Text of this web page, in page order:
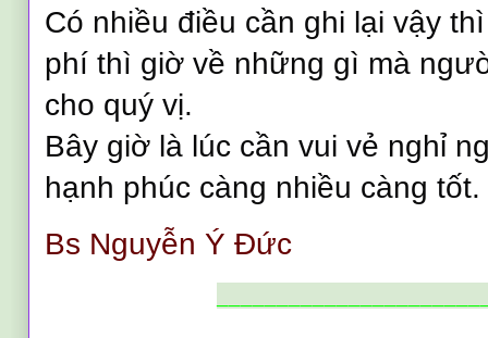
Có nhiều điều cần ghi lại vậy
phí thì giờ về những gì mà
cho quý vị.
Bây giờ là lúc cần vui vẻ nghỉ
hạnh phúc càng nhiều càng tốt.
Bs Nguyễn Ý Đức